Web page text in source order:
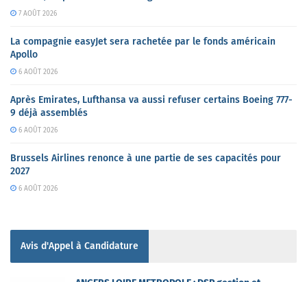
7 AOÛT 2026
La compagnie easyJet sera rachetée par le fonds américain
Apollo
6 AOÛT 2026
Après Emirates, Lufthansa va aussi refuser certains Boeing 777-
9 déjà assemblés
6 AOÛT 2026
Brussels Airlines renonce à une partie de ses capacités pour
2027
6 AOÛT 2026
Avis d'Appel à Candidature